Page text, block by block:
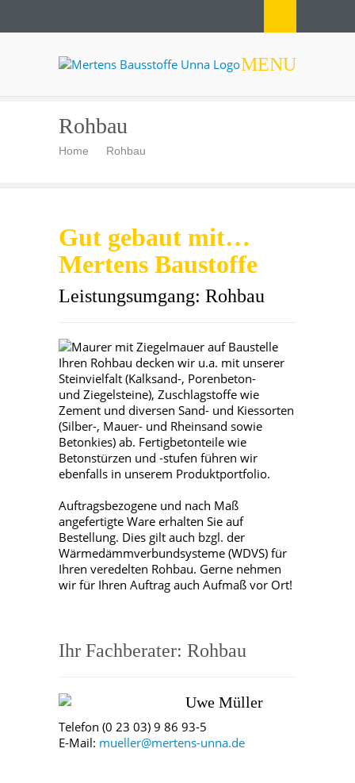
MENU
Rohbau
Home Rohbau
Gut gebaut mit…
Mertens Baustoffe
Leistungsumgang: Rohbau
Ihren Rohbau decken wir u.a. mit unserer
Steinvielfalt (Kalksand-, Porenbeton-
und Ziegelsteine), Zuschlagstoffe wie
Zement und diversen Sand- und Kiessorten
(Silber-, Mauer- und Rheinsand sowie
Betonkies) ab. Fertigbetonteile wie
Betonstürzen und -stufen führen wir
ebenfalls in unserem Produktportfolio.
Auftragsbezogene und nach Maß
angefertigte Ware erhalten Sie auf
Bestellung. Dies gilt auch bzgl. der
Wärmedämmverbundsysteme (WDVS) für
Ihren veredelten Rohbau. Gerne nehmen
wir für Ihren Auftrag auch Aufmaß vor Ort!
Ihr Fachberater: Rohbau
Uwe Müller
Telefon (0 23 03) 9 86 93-5
E-Mail: mueller@mertens-unna.de